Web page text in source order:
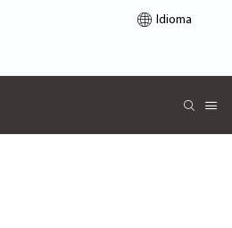
Idioma